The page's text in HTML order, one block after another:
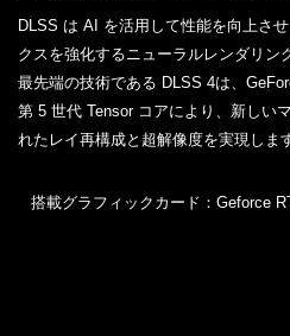
DLSS は AI を活用して性能を向上さ
クスを強化するニューラルレンダリン
最先端の技術である DLSS 4は、
第 5 世代 Tensor コアにより、新しい
れたレイ再構成と超解像度を実現しま
搭載グラフィックカード：Geforce